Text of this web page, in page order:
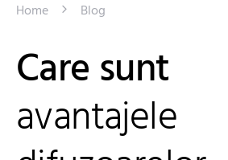
Home Blog
Care sunt
avantajele